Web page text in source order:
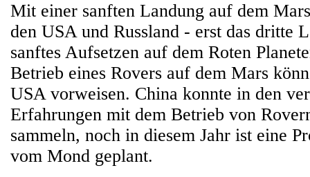
Mit einer sanften Landung auf dem
den USA und Russland - erst das dritte
sanftes Aufsetzen auf dem Roten
Betrieb eines Rovers auf dem Mars
USA vorweisen. China konnte in den
Erfahrungen mit dem Betrieb von
sammeln, noch in diesem Jahr ist eine
vom Mond geplant.